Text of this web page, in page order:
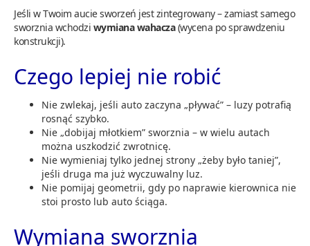
Jeśli w Twoim aucie sworzeń jest zintegrowany – zamiast samego
sworznia wchodzi wymiana wahacza(wycena po sprawdzeniu
konstrukcji).
Czego lepiej nie robić
Nie zwlekaj, jeśli auto zaczyna „pływać” – luzy potrafią
rosnąć szybko.
Nie „dobijaj młotkiem” sworznia – w wielu autach
można uszkodzić zwrotnicę.
Nie wymieniaj tylko jednej strony „żeby było taniej”,
jeśli druga ma już wyczuwalny luz.
Nie pomijaj geometrii, gdy po naprawie kierownica nie
stoi prosto lub auto ściąga.
Wymiana sworznia